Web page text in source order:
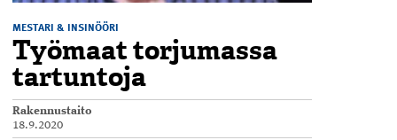
MESTARI & INSINÖÖRI
Työmaat torjumassa
tartuntoja
Rakennustaito
18.9.2020